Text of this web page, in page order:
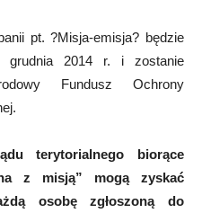
pt. ?Misja-emisja? będzie
grudnia 2014 r. i zostanie
Fundusz Ochrony
terytorialnego biorące
z misją” mogą zyskać
osobę zgłoszoną do